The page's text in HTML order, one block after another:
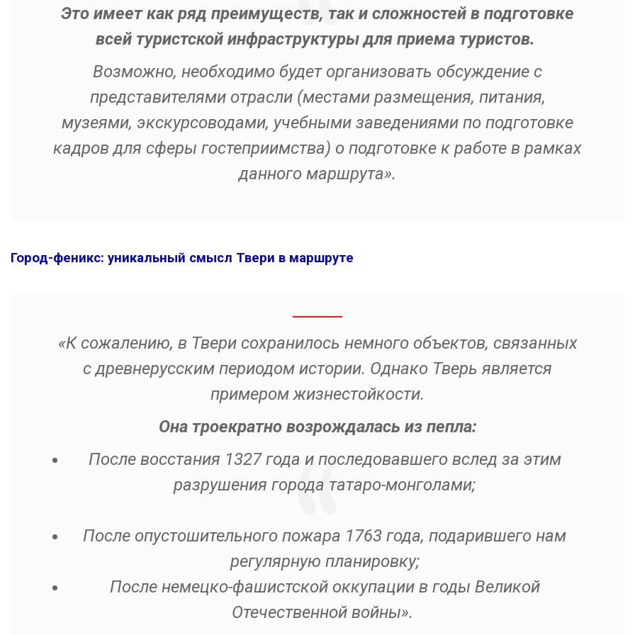
Это имеет как ряд преимуществ, так и сложностей в подготовке
всей туристской инфраструктуры для приема туристов.
Возможно, необходимо будет организовать обсуждение с
представителями отрасли (местами размещения, питания,
музеями, экскурсоводами, учебными заведениями по подготовке
кадров для сферы гостеприимства) о подготовке к работе в рамках
данного маршрута».
Город-феникс: уникальный смысл Твери в маршруте
«К сожалению, в Твери сохранилось немного объектов, связанных
с древнерусским периодом истории. Однако Тверь является
примером жизнестойкости.
Она троекратно возрождалась из пепла:
После восстания 1327 года и последовавшего вслед за этим
разрушения города татаро-монголами;
После опустошительного пожара 1763 года, подарившего нам
регулярную планировку;
После немецко-фашистской оккупации в годы Великой
Отечественной войны».